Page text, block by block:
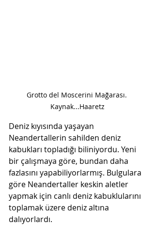
Grotto del Moscerini Mağarası.
Kaynak...Haaretz
Deniz kıyısında yaşayan
Neandertallerin sahilden deniz
kabukları topladığı biliniyordu. Yeni
bir çalışmaya göre, bundan daha
fazlasını yapabiliyorlarmış. Bulgulara
göre Neandertaller keskin aletler
yapmak için canlı deniz kabuklularını
toplamak üzere deniz altına
dalıyorlardı.